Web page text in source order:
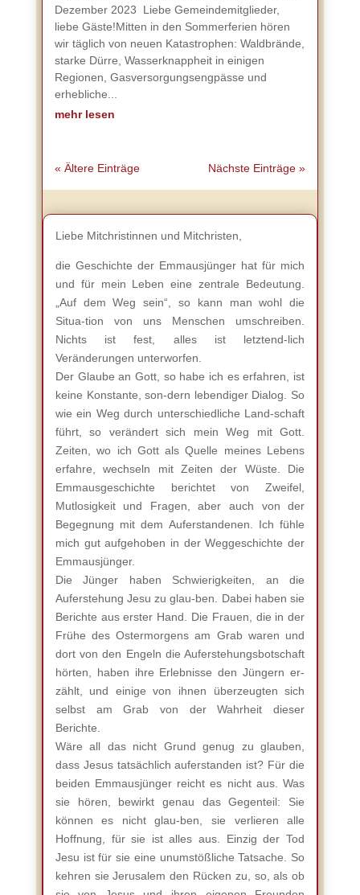
Dezember 2023 Liebe Gemeindemitglieder,
liebe Gäste!Mitten in den Sommerferien hören
wir täglich von neuen Katastrophen: Waldbrände,
starke Dürre, Wasserknappheit in einigen
Regionen, Gasversorgungsengpässe und
erhebliche...
mehr lesen
« Ältere Einträge Nächste Einträge »
Liebe Mitchristinnen und Mitchristen,
die Geschichte der Emmausjünger hat für mich
und für mein Leben eine zentrale Bedeutung.
„Auf dem Weg sein“, so kann man wohl die
Situa-tion von uns Menschen umschreiben.
Nichts ist fest, alles ist letztend-lich
Veränderungen unterworfen.
Der Glaube an Gott, so habe ich es erfahren, ist
keine Konstante, son-dern lebendiger Dialog. So
wie ein Weg durch unterschiedliche Land-schaft
führt, so verändert sich mein Weg mit Gott.
Zeiten, wo ich Gott als Quelle meines Lebens
erfahre, wechseln mit Zeiten der Wüste. Die
Emmausgeschichte berichtet von Zweifel,
Mutlosigkeit und Fragen, aber auch von der
Begegnung mit dem Auferstandenen. Ich fühle
mich gut aufgehoben in der Weggeschichte der
Emmausjünger.
Die Jünger haben Schwierigkeiten, an die
Auferstehung Jesu zu glau-ben. Dabei haben sie
Berichte aus erster Hand. Die Frauen, die in der
Frühe des Ostermorgens am Grab waren und
dort von den Engeln die Auferstehungsbotschaft
hörten, haben ihre Erlebnisse den Jüngern er-
zählt, und einige von ihnen überzeugten sich
selbst am Grab von der Wahrheit dieser
Berichte.
Wäre all das nicht Grund genug zu glauben,
dass Jesus tatsächlich auferstanden ist? Für die
beiden Emmausjünger reicht es nicht aus. Was
sie hören, bewirkt genau das Gegenteil: Sie
können es nicht glau-ben, sie verlieren alle
Hoffnung, für sie ist alles aus. Einzig der Tod
Jesu ist für sie eine unumstößliche Tatsache. So
kehren sie Jerusalem den Rücken zu, so, als ob